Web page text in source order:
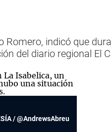
Romero, indicó que
del diario regional El
/ @AndrewsAbreu